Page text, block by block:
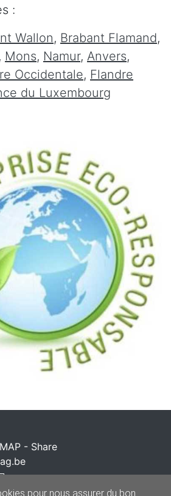
:
Wallon, Brabant Flamand,
, Mons, Namur, Anvers,
Occidentale, Flandre
du Luxembourg
- Share
pour nous assurer du bon